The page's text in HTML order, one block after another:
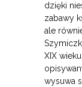
dzięki
zabawy
ale
XIX
wysuwa